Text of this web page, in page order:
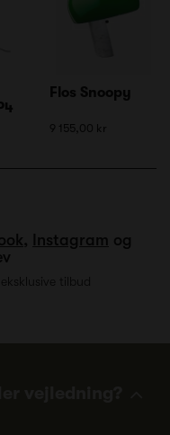
Flos Snoopy
9 155,00 kr
, Instagram og
tilbud